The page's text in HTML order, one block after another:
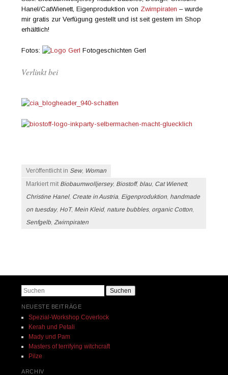
Hanel/CatWienett, Eigenproduktion von Zwirnpiraten – wurde
mir gratis zur Verfügung gestellt und ist seit gestern im Shop
erhältlich!
Fotos: Fotogeschichten Gerl
Verlinkt bei
Veröffentlicht in Sew, Woman
Markiert mit Biobaumwolljersey, Biostoff, blau, Cat Wienett,
Christine Hanel, Create in Austria, Eigenproduktion, handmade
on tuesday, HoT, Mein Kleid, nature bubbles, organic Cotton,
Senfgelb,Zwirnpiraten
Suchen
NEUESTE BEITRÄGE
Spezial-Workshop Coverlock
Kerah und Petali
Mady und Pam
Masters of terrifying witchcraft
Pilze
ARCHIV